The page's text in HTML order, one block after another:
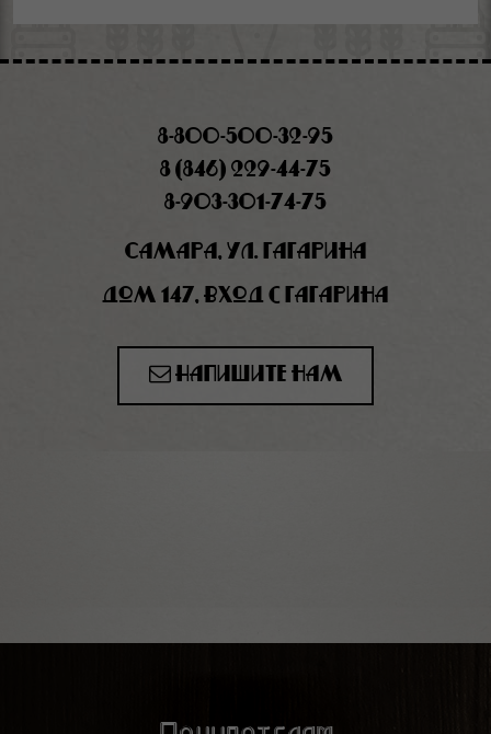
8-800-500-32-95
8 (846) 229-44-75
8-903-301-74-75
Самара, ул. Гагарина
дом 147, вход с Гагарина
Напишите нам